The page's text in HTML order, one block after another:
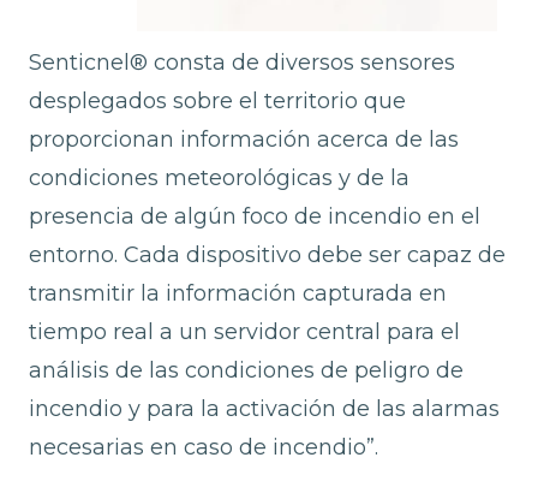
Senticnel® consta de diversos sensores
desplegados sobre el territorio que
proporcionan información acerca de las
condiciones meteorológicas y de la
presencia de algún foco de incendio en el
entorno. Cada dispositivo debe ser capaz de
transmitir la información capturada en
tiempo real a un servidor central para el
análisis de las condiciones de peligro de
incendio y para la activación de las alarmas
necesarias en caso de incendio”.